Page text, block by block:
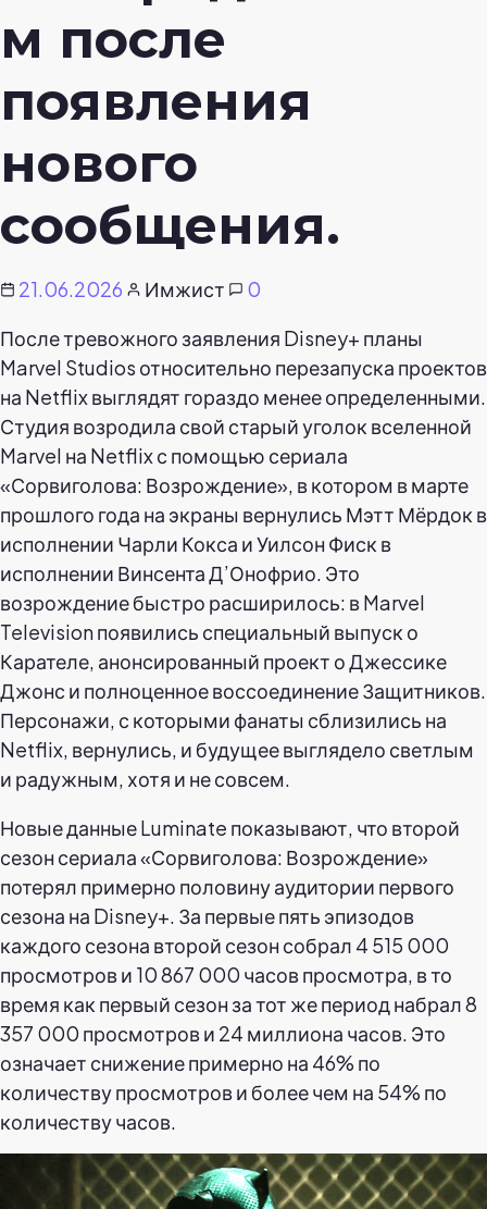
м после
появления
нового
сообщения.
21.06.2026 Имжист
0
После тревожного заявления Disney+ планы
Marvel Studios относительно перезапуска проектов
на Netflix выглядят гораздо менее определенными.
Студия возродила свой старый уголок вселенной
Marvel на Netflix с помощью сериала
«Сорвиголова: Возрождение», в котором в марте
прошлого года на экраны вернулись Мэтт Мёрдок в
исполнении Чарли Кокса и Уилсон Фиск в
исполнении Винсента Д’Онофрио. Это
возрождение быстро расширилось: в Marvel
Television появились специальный выпуск о
Карателе, анонсированный проект о Джессике
Джонс и полноценное воссоединение Защитников.
Персонажи, с которыми фанаты сблизились на
Netflix, вернулись, и будущее выглядело светлым
и радужным, хотя и не совсем.
Новые данные Luminate показывают, что второй
сезон сериала «Сорвиголова: Возрождение»
потерял примерно половину аудитории первого
сезона на Disney+. За первые пять эпизодов
каждого сезона второй сезон собрал 4 515 000
просмотров и 10 867 000 часов просмотра, в то
время как первый сезон за тот же период набрал 8
357 000 просмотров и 24 миллиона часов. Это
означает снижение примерно на 46% по
количеству просмотров и более чем на 54% по
количеству часов.